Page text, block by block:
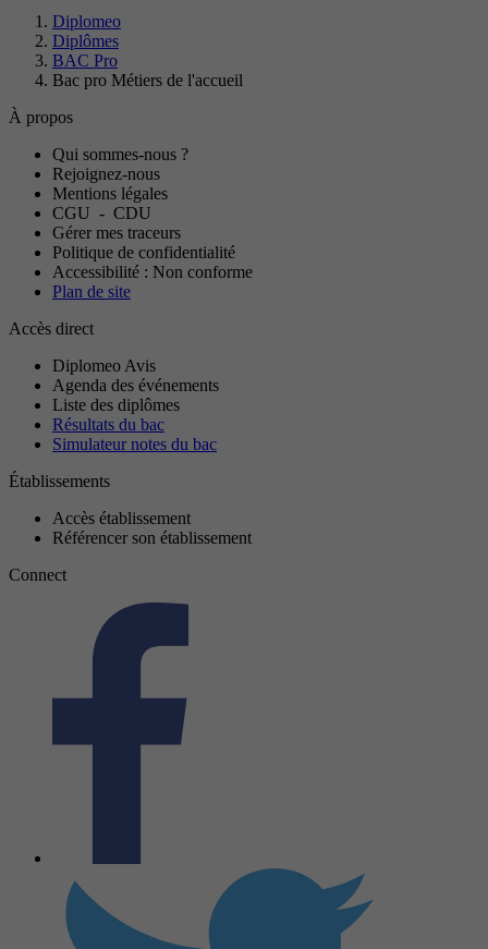
Diplomeo
Diplômes
BAC Pro
Bac pro Métiers de l'accueil
À propos
Qui sommes-nous ?
Rejoignez-nous
Mentions légales
CGU - CDU
Gérer mes traceurs
Politique de confidentialité
Accessibilité : Non conforme
Plan de site
Accès direct
Diplomeo Avis
Agenda des événements
Liste des diplômes
Résultats du bac
Simulateur notes du bac
Établissements
Accès établissement
Référencer son établissement
Connect